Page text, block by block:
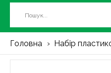
Головна Набір